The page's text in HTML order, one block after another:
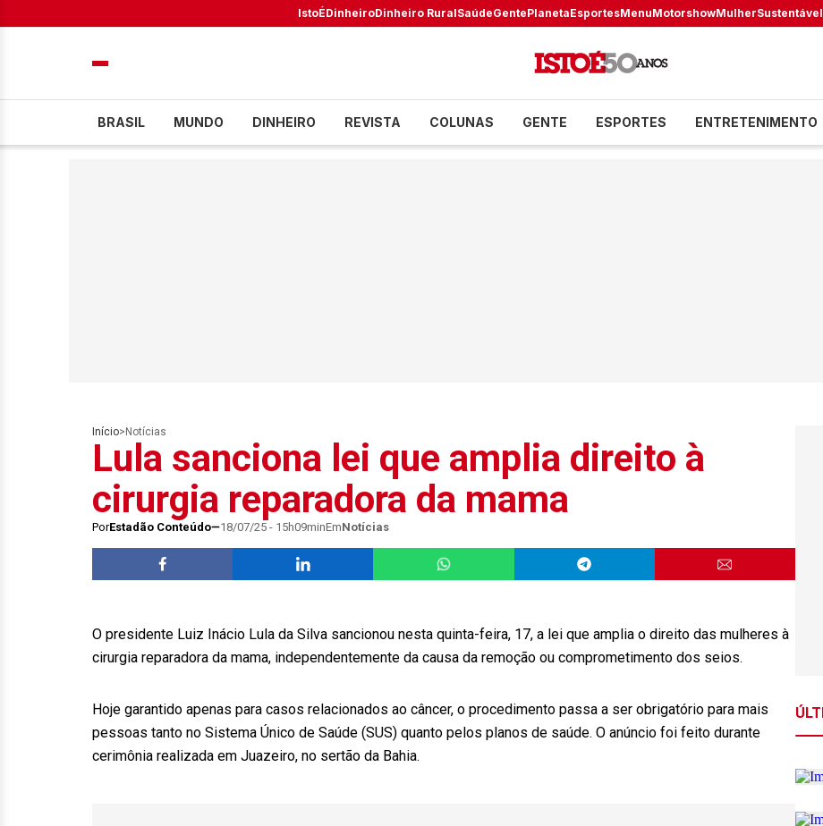
IstoÉDinheiroDinheiro RuralSaúdeGentePlanetaEsportesMenuMotorshowMulherSustentável
BRASIL MUNDO DINHEIRO REVISTA COLUNAS GENTE ESPORTES ENTRETENIMENTO
Início> Notícias
Lula sanciona lei que amplia direito à
cirurgia reparadora da mama
PorEstadão Conteúdo 18/07/25 - 15h09minEmNotícias
O presidente Luiz Inácio Lula da Silva sancionou nesta quinta-feira, 17, a lei que amplia o direito das mulheres à
cirurgia reparadora da mama, independentemente da causa da remoção ou comprometimento dos seios.
Hoje garantido apenas para casos relacionados ao câncer, o procedimento passa a ser obrigatório para mais
pessoas tanto no Sistema Único de Saúde (SUS) quanto pelos planos de saúde. O anúncio foi feito durante
cerimônia realizada em Juazeiro, no sertão da Bahia.